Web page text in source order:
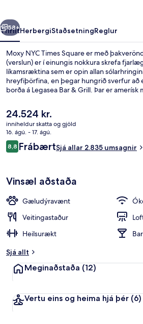
Næsta
58+
YfirlitHerbergiStaðsetningReglur
Moxy NYC Times Square er með
(verslun) er í einungis nokkura skrefa
líkamsræktina sem er opin allan
hreyfiþörfina, en þegar hungrið sverfur að
borða á Legasea Bar & Grill. Þar er amerísk
auki eru Herald Square og Times Square í
göngufjarlægð. Aðrir ferðamenn eru
staðsetningu sem hentar fyrir
nágrenninu og líka hve stutt er í
Penn lestarstöðin (Fashion Av.) er í 3
St. lestarstöðin (Herald Square) er í 3
Núverandi
verð
er
24.524 kr.
24.524 kr.
inniheldur skatta og gjöld
16. ágú. - 17. ágú.
Umsagnir
8,88,8 af 10
FrábærtSjá allar 2.835 umsagnir
Vinsæl aðstaða
Gæludýravænt
Veitingastaður
Heilsurækt
Bar
Sjá allt
Meginaðstaða (12)
Vertu eins og heima hjá þér (6)